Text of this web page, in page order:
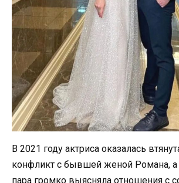
В 2021 году актриса оказалась
конфликт с бывшей женой Романа, а
пара громко выясняла отношения с